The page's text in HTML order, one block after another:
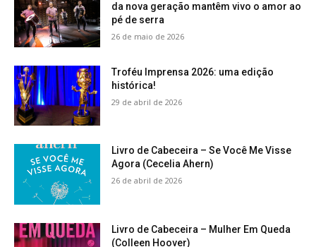
da nova geração mantêm vivo o amor ao
pé de serra
26 de maio de 2026
Troféu Imprensa 2026: uma edição
histórica!
29 de abril de 2026
Livro de Cabeceira – Se Você Me Visse
Agora (Cecelia Ahern)
26 de abril de 2026
Livro de Cabeceira – Mulher Em Queda
(Colleen Hoover)